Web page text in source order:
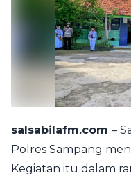
salsabilafm.com –
Polres Sampang
Kegiatan itu dalam